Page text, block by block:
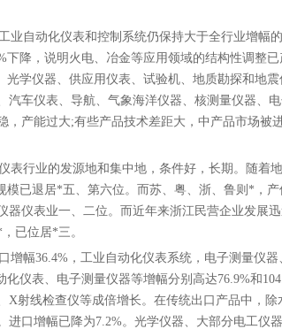
自动化仪表和控制系统仍保持大于全行业增幅
降，说明火电、 冶金等应用领域的结构性调整已
学仪器、供应用仪表、试验机、地质勘探和地
车仪表、导航、气象海洋仪器、核测量仪器、
产能过大;有些产品技术差距大，中产品市场被
行业的发源地和集中地，条件好，长期。随着
已退居*五、第六位。而苏、粤、浙、鲁则*，产
仪表业一、二位。而近年来浙江民营企业发展迅
已位居*三。
幅36.4%，工业自动化仪表系统，电子测量仪器
仪表、电子测量仪器等增幅分别高达76.9%和
X射线检查仪等成倍增长。在传统出口产品中，除
口增幅已降为7.2%。光学仪器、大部分电工仪